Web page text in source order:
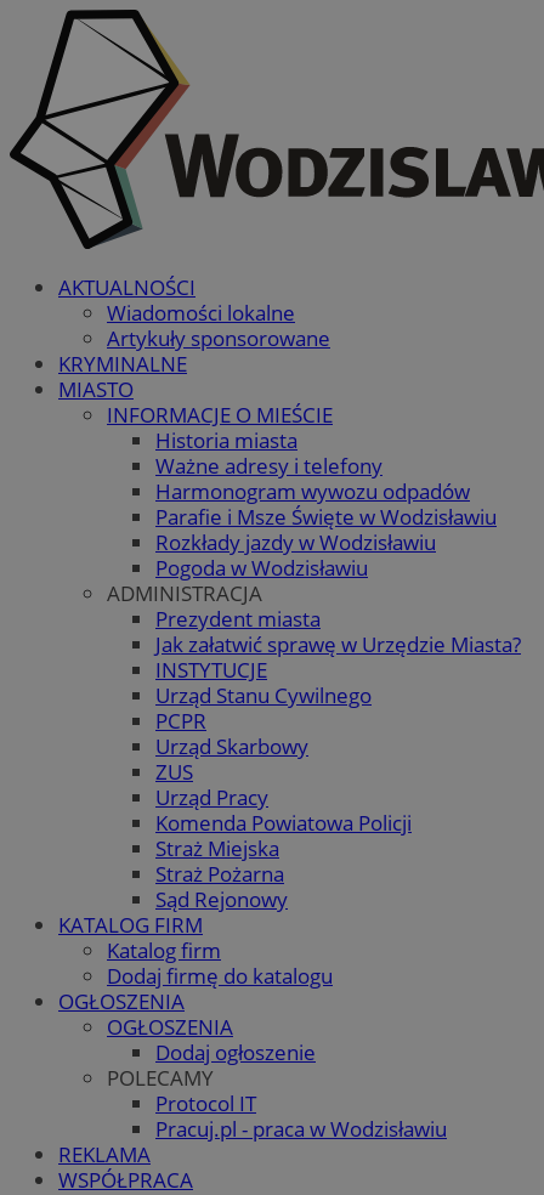
AKTUALNOŚCI
Wiadomości lokalne
Artykuły sponsorowane
KRYMINALNE
MIASTO
INFORMACJE O MIEŚCIE
Historia miasta
Ważne adresy i telefony
Harmonogram wywozu odpadów
Parafie i Msze Święte w Wodzisławiu
Rozkłady jazdy w Wodzisławiu
Pogoda w Wodzisławiu
ADMINISTRACJA
Prezydent miasta
Jak załatwić sprawę w Urzędzie Miasta?
INSTYTUCJE
Urząd Stanu Cywilnego
PCPR
Urząd Skarbowy
ZUS
Urząd Pracy
Komenda Powiatowa Policji
Straż Miejska
Straż Pożarna
Sąd Rejonowy
KATALOG FIRM
Katalog firm
Dodaj firmę do katalogu
OGŁOSZENIA
OGŁOSZENIA
Dodaj ogłoszenie
POLECAMY
Protocol IT
Pracuj.pl - praca w Wodzisławiu
REKLAMA
WSPÓŁPRACA